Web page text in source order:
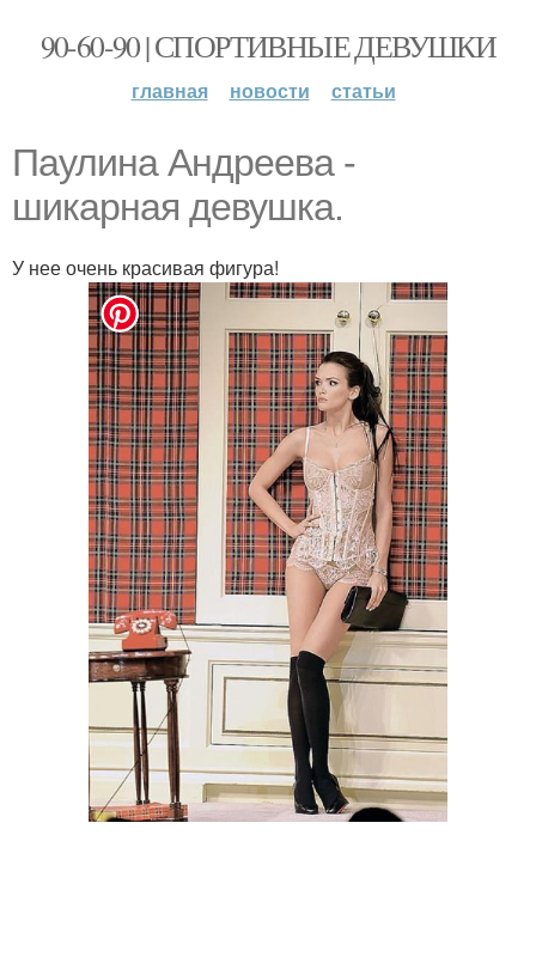
90-60-90 | СПОРТИВНЫЕ ДЕВУШКИ
главная новости статьи
Паулина Андреева -
шикарная девушка.
У нее очень красивая фигура!